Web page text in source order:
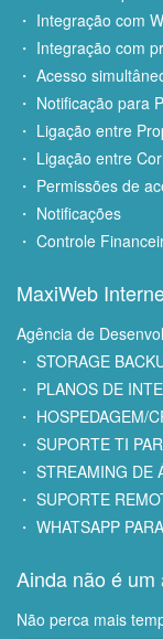
・ Integração com
・ Integração com
・ Acesso
・ Notificação para
・ Ligação entre
・ Ligação entre
・ Permissões de
・ Notificações
・ Controle
MaxiWeb
Agência de
・ STORAGE
・ PLANOS DE
・ HOSPEDAGEM/
・ SUPORTE TI
・ STREAMING DE
・ SUPORTE
・ WHATSAPP
Ainda não é um
Não perca mais